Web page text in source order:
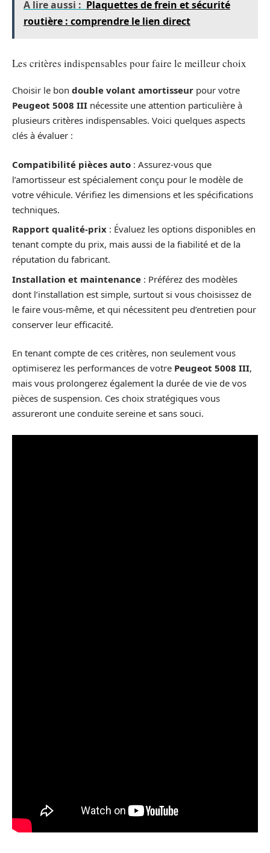
A lire aussi : Plaquettes de frein et sécurité
routière : comprendre le lien direct
Les critères indispensables pour faire le meilleur choix
Choisir le bon double volant amortisseur pour votre
Peugeot 5008 III nécessite une attention particulière à
plusieurs critères indispensables. Voici quelques aspects
clés à évaluer :
Compatibilité pièces auto : Assurez-vous que
l’amortisseur est spécialement conçu pour le modèle de
votre véhicule. Vérifiez les dimensions et les spécifications
techniques.
Rapport qualité-prix : Évaluez les options disponibles en
tenant compte du prix, mais aussi de la fiabilité et de la
réputation du fabricant.
Installation et maintenance : Préférez des modèles
dont l’installation est simple, surtout si vous choisissez de
le faire vous-même, et qui nécessitent peu d’entretien pour
conserver leur efficacité.
En tenant compte de ces critères, non seulement vous
optimiserez les performances de votre Peugeot 5008 III,
mais vous prolongerez également la durée de vie de vos
pièces de suspension. Ces choix stratégiques vous
assureront une conduite sereine et sans souci.